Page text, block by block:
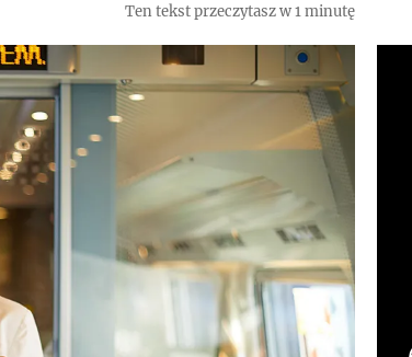
Ten tekst przeczytasz w 1 minutę